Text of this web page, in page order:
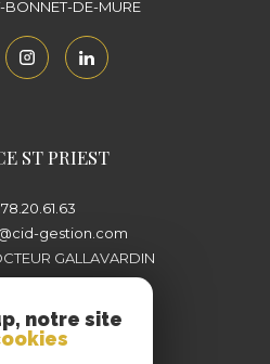
BONNET-DE-MURE
ST PRIEST
gestion.com
GALLAVARDIN
SAINT-PRIEST
notre site